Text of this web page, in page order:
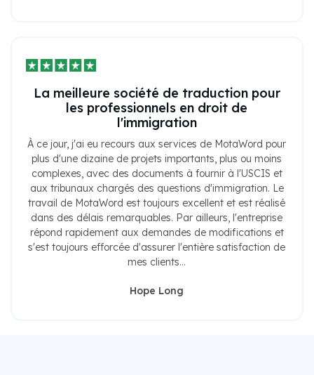
La meilleure société de traduction pour
les professionnels en droit de
l'immigration
À ce jour, j'ai eu recours aux services de MotaWord pour
plus d'une dizaine de projets importants, plus ou moins
complexes, avec des documents à fournir à l'USCIS et
aux tribunaux chargés des questions d'immigration. Le
travail de MotaWord est toujours excellent et est réalisé
dans des délais remarquables. Par ailleurs, l'entreprise
répond rapidement aux demandes de modifications et
s'est toujours efforcée d'assurer l'entière satisfaction de
mes clients...
Hope Long